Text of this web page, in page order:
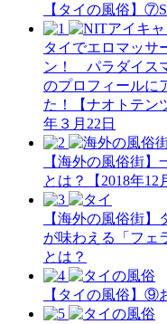
【タイの風俗】​
タイでエロマッサ
ン！ パラダイス
のプロフィールに
た！【ナオトテン
年３月22日
【海外の風俗街
とは？【2018年12
【海外の風俗街
が味わえる「フェ
とは？
【タイの風俗】​⑨